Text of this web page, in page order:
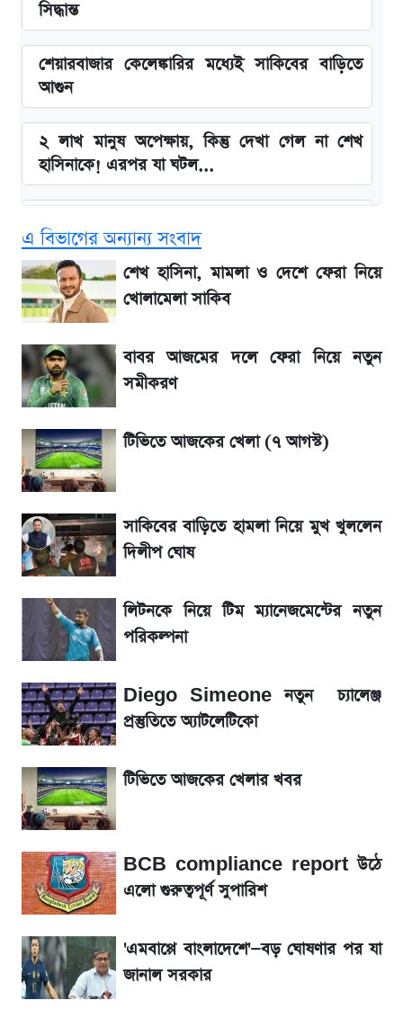
সিদ্ধান্ত
শেয়ারবাজার কেলেঙ্কারির মধ্যেই সাকিবের বাড়িতে
আগুন
২ লাখ মানুষ অপেক্ষায়, কিন্তু দেখা গেল না শেখ
হাসিনাকে! এরপর যা ঘটল...
Redmi K80 নিয়ে আপডেট
বাংলাদেশ নিয়ে যা বললেন সজীব ওয়াজেদ জয়
সাকিবের বাড়িতে হামলা নিয়ে মুখ খুললেন দিলীপ
ঘোষ
লিটনকে নিয়ে টিম ম্যানেজমেন্টের নতুন পরিকল্পনা
জেনে নিন আজকের সোনা ও রুপার সর্বশেষ দাম
আগামীকালই স্পষ্ট হবে এসএসসি ফল প্রকাশের
তারিখ
তাপমাত্রা নিয়ে নতুন পূর্বাভাস দিল আবহাওয়া অফিস
৬ আগস্ট দেশের বাজারে স্বর্ণের দাম
রবির বড় সাফল্য! আয় কম বাড়লেও রেকর্ড মুনাফা ও
গ্রাহক বৃদ্ধি
শেয়ার বিজকে লিগ্যাল নোটিশ পাঠাল রবি, শুরু নতুন
বিতর্ক
সৌদিতে বাংলাদেশিদের আকামা নবায়নে বদলে গেল
নিয়ম
এ বিভাগের অন্যান্য সংবাদ
শেখ হাসিনা, মামলা ও দেশে ফেরা নিয়ে
খোলামেলা সাকিব
বাবর আজমের দলে ফেরা নিয়ে নতুন
সমীকরণ
টিভিতে আজকের খেলা (৭ আগস্ট)
সাকিবের বাড়িতে হামলা নিয়ে মুখ খুললেন
দিলীপ ঘোষ
লিটনকে নিয়ে টিম ম্যানেজমেন্টের নতুন
পরিকল্পনা
Diego Simeone নতুন চ্যালেঞ্জ
প্রস্তুতিতে অ্যাটলেটিকো
টিভিতে আজকের খেলার খবর
BCB compliance report উঠে
এলো গুরুত্বপূর্ণ সুপারিশ
'এমবাপ্পে বাংলাদেশে'—বড় ঘোষণার পর যা
জানাল সরকার